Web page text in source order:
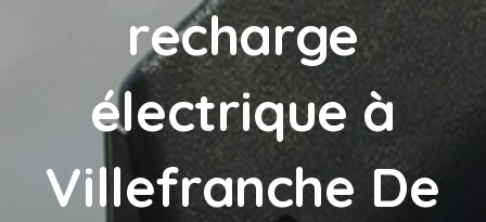
recharge
électrique à
Villefranche De